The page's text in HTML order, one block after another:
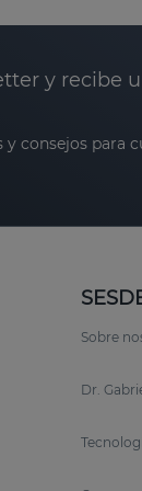
y recibe
y consejos para
Sobre
Dr.